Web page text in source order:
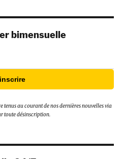
bimensuelle
tenus au courant de nos dernières nouvelles via
toute désinscription.